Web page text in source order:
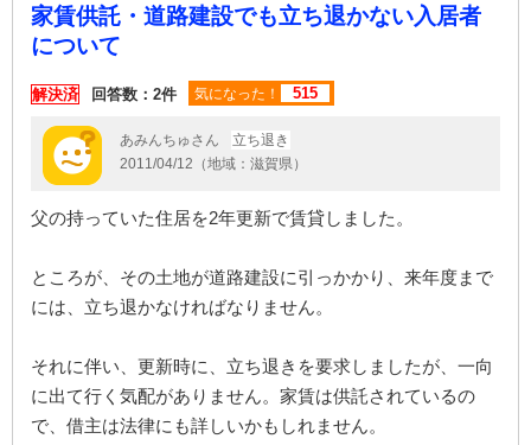
家賃供託・道路建設でも立ち退かない入居者
について
解決済 回答数：2件 気になった！ 515
あみんちゅさん
立ち退き
2011/04/12（地域：滋賀県）
父の持っていた住居を2年更新で賃貸しました。
ところが、その土地が道路建設に引っかかり、来年度まで
には、立ち退かなければなりません。
それに伴い、更新時に、立ち退きを要求しましたが、一向
に出て行く気配がありません。家賃は供託されているの
で、借主は法律にも詳しいかもしれません。